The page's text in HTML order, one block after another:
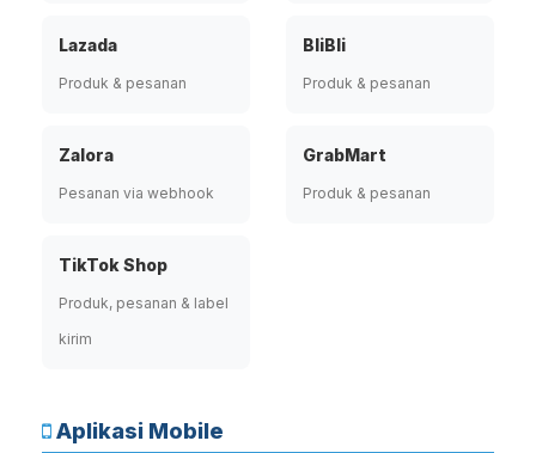
Lazada
Produk & pesanan
BliBli
Produk & pesanan
Zalora
Pesanan via webhook
GrabMart
Produk & pesanan
TikTok Shop
Produk, pesanan & label
kirim
Aplikasi Mobile